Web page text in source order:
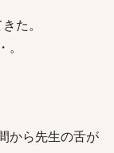
た。
から先生の舌が